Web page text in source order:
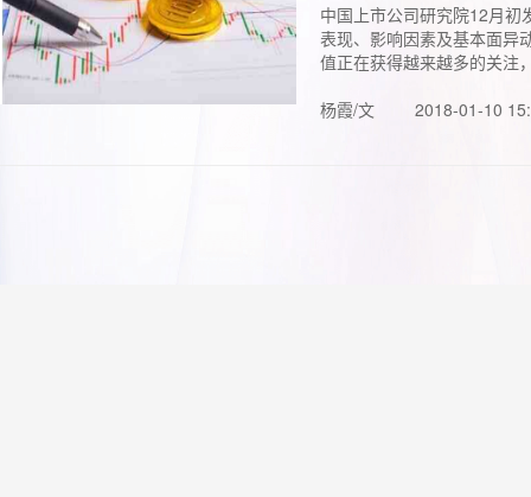
中国上市公司研究院12月初
表现、影响因素及基本面异
值正在获得越来越多的关注
杨霞/文
2018-01-10